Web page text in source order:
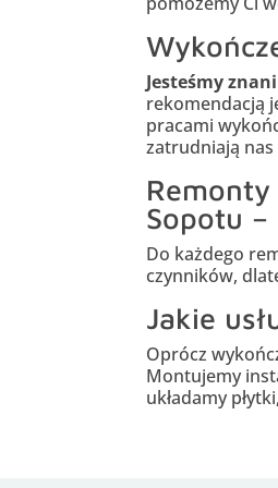
Jesteśmy
rekomendacją
pracami
zatrudniają nas
Sopotu –
Do każdego
czynników,
Jakie
Oprócz
Montujemy
układamy